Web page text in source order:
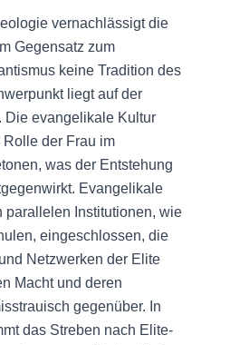
vernachlässigt die
Gegensatz zum
keine Tradition des
liegt auf der
Die evangelikale Kultur
der Frau im
was der Entstehung
Evangelikale
parallelen Institutionen, wie
eingeschlossen, die
Netzwerken der Elite
Macht und deren
gegenüber. In
das Streben nach Elite-